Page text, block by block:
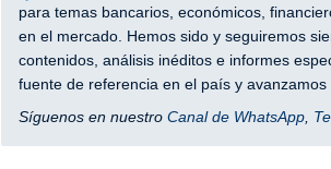
para temas bancarios, económicos,
en el mercado. Hemos sido y seguiremos
contenidos, análisis inéditos e informes
fuente de referencia en el país y
Síguenos en nuestro Canal de WhatsApp,